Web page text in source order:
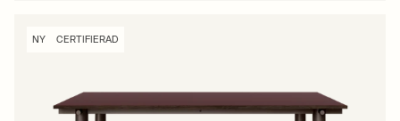
NY CERTIFIERAD